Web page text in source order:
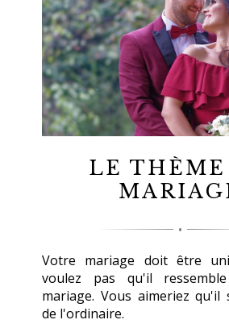
LE THÈME
Votre mariage doit être
voulez pas qu'il
mariage. Vous aimeriez qu'il
de l'ordinaire.